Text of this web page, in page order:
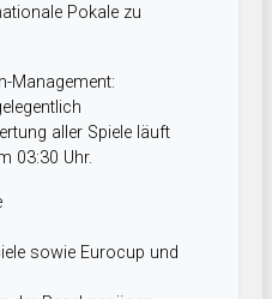
Pokale zu
Management:
aller Spiele läuft
03:30 Uhr.
sowie Eurocup und